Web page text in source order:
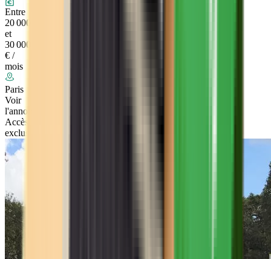
Entre
20 000
et
30 000
€ /
mois
Paris
Voir
l'annonce
Accès
exclusif